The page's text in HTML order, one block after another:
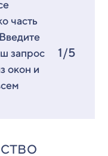
часть
запрос
окон и
1/5